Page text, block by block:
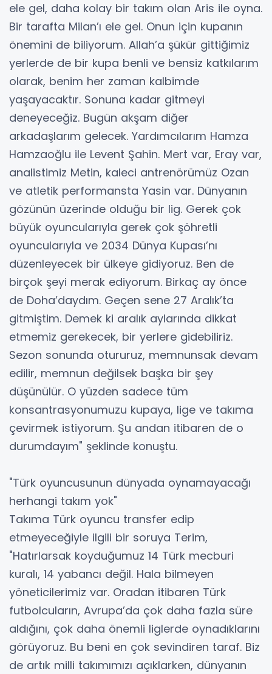
ele gel, daha kolay bir takım olan Aris ile oyna.
Bir tarafta Milan’ı ele gel. Onun için kupanın
önemini de biliyorum. Allah’a şükür gittiğimiz
yerlerde de bir kupa benli ve bensiz katkılarım
olarak, benim her zaman kalbimde
yaşayacaktır. Sonuna kadar gitmeyi
deneyeceğiz. Bugün akşam diğer
arkadaşlarım gelecek. Yardımcılarım Hamza
Hamzaoğlu ile Levent Şahin. Mert var, Eray var,
analistimiz Metin, kaleci antrenörümüz Ozan
ve atletik performansta Yasin var. Dünyanın
gözünün üzerinde olduğu bir lig. Gerek çok
büyük oyuncularıyla gerek çok şöhretli
oyuncularıyla ve 2034 Dünya Kupası’nı
düzenleyecek bir ülkeye gidiyoruz. Ben de
birçok şeyi merak ediyorum. Birkaç ay önce
de Doha’daydım. Geçen sene 27 Aralık’ta
gitmiştim. Demek ki aralık aylarında dikkat
etmemiz gerekecek, bir yerlere gidebiliriz.
Sezon sonunda otururuz, memnunsak devam
edilir, memnun değilsek başka bir şey
düşünülür. O yüzden sadece tüm
konsantrasyonumuzu kupaya, lige ve takıma
çevirmek istiyorum. Şu andan itibaren de o
durumdayım" şeklinde konuştu.
"Türk oyuncusunun dünyada oynamayacağı
herhangi takım yok"
Takıma Türk oyuncu transfer edip
etmeyeceğiyle ilgili bir soruya Terim,
"Hatırlarsak koyduğumuz 14 Türk mecburi
kuralı, 14 yabancı değil. Hala bilmeyen
yöneticilerimiz var. Oradan itibaren Türk
futbolcuların, Avrupa’da çok daha fazla süre
aldığını, çok daha önemli liglerde oynadıklarını
görüyoruz. Bu beni en çok sevindiren taraf. Biz
de artık milli takımımızı açıklarken, dünyanın